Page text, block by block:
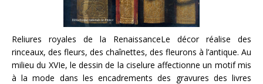
Reliures royales de la RenaissanceLe décor réalise des
rinceaux, des fleurs, des chaînettes, des fleurons à l’antique. Au
milieu du XVIe, le dessin de la ciselure affectionne un motif mis
à la mode dans les encadrements des gravures des livres